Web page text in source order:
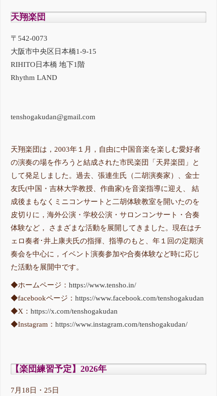
天翔楽団
〒542-0073
大阪市中央区日本橋1-9-15
RIHITO日本橋 地下1階
Rhythm LAND
tenshogakudan@gmail.com
天翔楽団は，2003年１月，自由に中国音楽を楽しむ愛好者
の演奏の場を作ろうと結成された市民楽団「天昇楽団」と
して発足しました。過去、張連生氏（二胡演奏家）、金士
友氏(中国・吉林大学教授、作曲家)を音楽指導に迎え、 結
成後まもなくミニコンサートと二胡体験教室を開いたのを
皮切りに，海外公演・学校公演・サロンコンサート・合奏
体験など， さまざまな活動を展開してきました。現在はチ
ェロ奏者･井上康夫氏の指揮、指導のもと、年１回の定期演
奏会を中心に，イベント演奏参加や合奏体験など時に応じ
た活動を展開中です。
◆ホームページ：https://www.tensho.in/
◆facebookページ：https://www.facebook.com/tenshogakudan
◆X：https://x.com/tenshogakudan
◆Instagram：https://www.instagram.com/tenshogakudan/
【楽団練習予定】2026年
7月18日・25日